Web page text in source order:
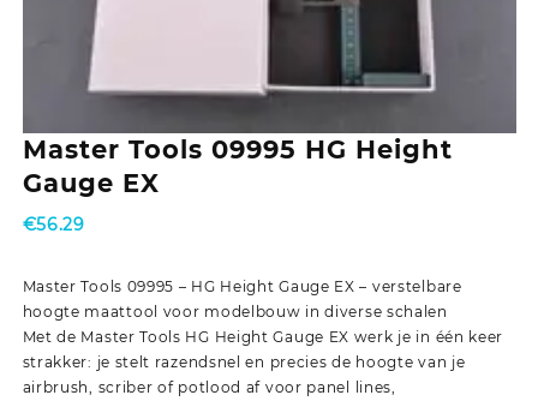
Master Tools 09995 HG Height
Gauge EX
€56.29
Master Tools 09995 – HG Height Gauge EX – verstelbare
hoogte maattool voor modelbouw in diverse schalen
Met de Master Tools HG Height Gauge EX werk je in één keer
strakker: je stelt razendsnel en precies de hoogte van je
airbrush, scriber of potlood af voor panel lines,